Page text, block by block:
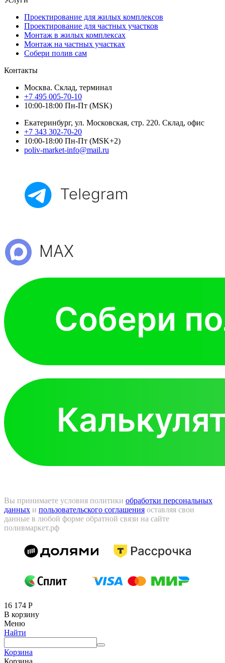
Проектирование для жилых комплексов
Проектирование для частных участков
Монтаж в жилых комплексах
Монтаж на частных участках
Собери полив сам
Контакты
Москва. Склад, терминал
+7 495 005-70-10
10:00-18:00 Пн-Пт (MSK)
Екатеринбург, ул. Московская, стр. 220. Склад, офис
+7 343 302-70-20
10:00-18:00 Пн-Пт (MSK+2)
poliv-market-info@mail.ru
Вы принимаете условия политики обработки персональных
данных и пользовательского соглашения оставляя свои
данные в любой форме обратной связи на сайте
поливмаркет.рф
16 174 Р
В корзину
Меню
Найти
Корзина